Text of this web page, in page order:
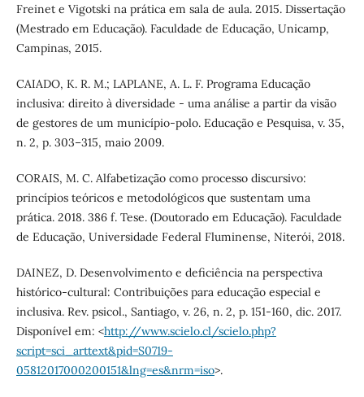
Freinet e Vigotski na prática em sala de aula. 2015. Dissertação
(Mestrado em Educação). Faculdade de Educação, Unicamp,
Campinas, 2015.
CAIADO, K. R. M.; LAPLANE, A. L. F. Programa Educação
inclusiva: direito à diversidade - uma análise a partir da visão
de gestores de um município-polo. Educação e Pesquisa, v. 35,
n. 2, p. 303–315, maio 2009.
CORAIS, M. C. Alfabetização como processo discursivo:
princípios teóricos e metodológicos que sustentam uma
prática. 2018. 386 f. Tese. (Doutorado em Educação). Faculdade
de Educação, Universidade Federal Fluminense, Niterói, 2018.
DAINEZ, D. Desenvolvimento e deficiência na perspectiva
histórico-cultural: Contribuições para educação especial e
inclusiva. Rev. psicol., Santiago, v. 26, n. 2, p. 151-160, dic. 2017.
Disponível em: <http://www.scielo.cl/scielo.php?
script=sci_arttext&pid=S0719-
05812017000200151&lng=es&nrm=iso>.